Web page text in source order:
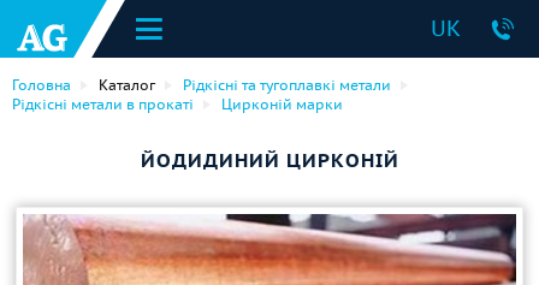
UK
Головна Каталог
Рідкісні та тугоплавкі метали
Рідкісні метали в прокаті
Цирконій марки
ЙОДИДИНИЙ ЦИРКОНІЙ